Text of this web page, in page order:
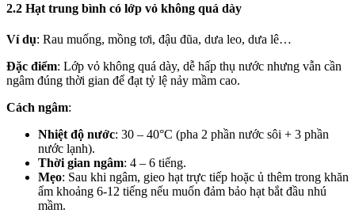
2.2 Hạt trung bình có lớp vỏ không quá dày
Ví dụ: Rau muống, mồng tơi, đậu đũa, dưa leo, dưa lê…
Đặc điểm: Lớp vỏ không quá dày, dễ hấp thụ nước nhưng vẫn cần
ngâm đúng thời gian để đạt tỷ lệ nảy mầm cao.
Cách ngâm:
Nhiệt độ nước: 30 – 40°C (pha 2 phần nước sôi + 3 phần
nước lạnh).
Thời gian ngâm: 4 – 6 tiếng.
Mẹo: Sau khi ngâm, gieo hạt trực tiếp hoặc ủ thêm trong khăn
ẩm khoảng 6-12 tiếng nếu muốn đảm bảo hạt bắt đầu nhú
mầm.